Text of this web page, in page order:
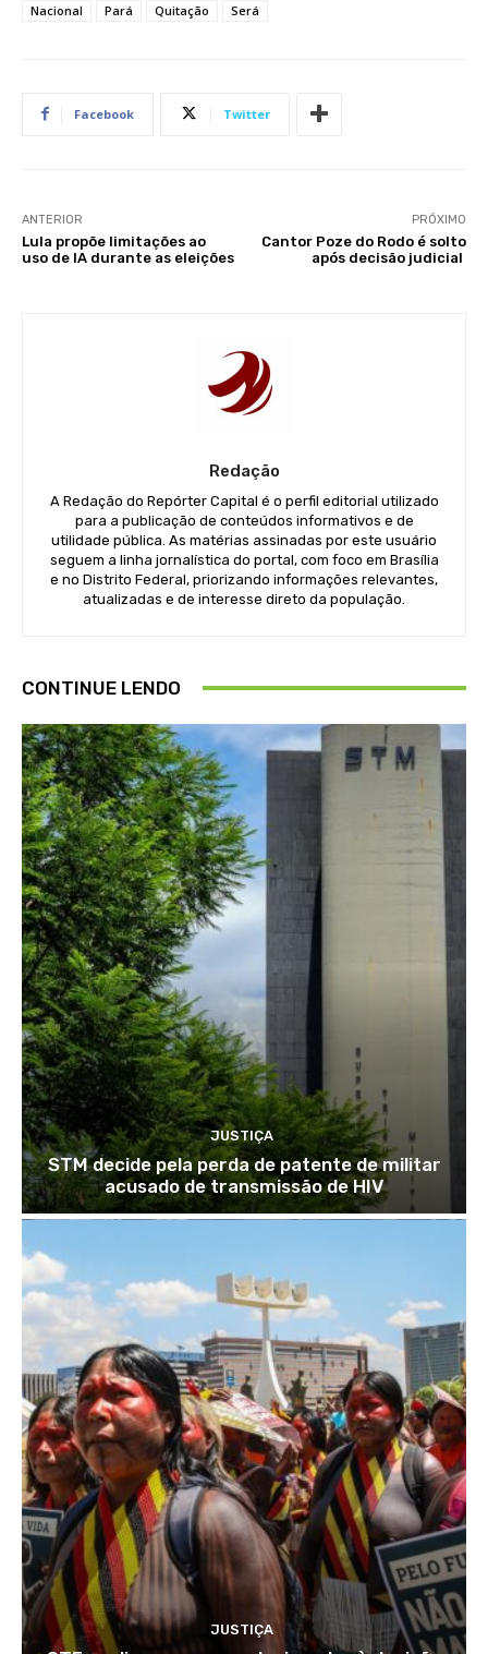
Nacional
Pará Quitação Será
Facebook Twitter
ANTERIOR
Lula propõe limitações ao
uso de IA durante as eleições
PRÓXIMO
Cantor Poze do Rodo é solto
após decisão judicial
Redação
A Redação do Repórter Capital é o perfil editorial utilizado
para a publicação de conteúdos informativos e de
utilidade pública. As matérias assinadas por este usuário
seguem a linha jornalística do portal, com foco em Brasília
e no Distrito Federal, priorizando informações relevantes,
atualizadas e de interesse direto da população.
CONTINUE LENDO
JUSTIÇA
STM decide pela perda de patente de militar
acusado de transmissão de HIV
JUSTIÇA